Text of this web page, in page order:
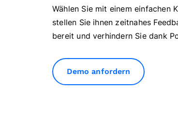
Wählen Sie mit einem einfachen
stellen Sie ihnen zeitnahes
bereit und verhindern Sie dank
Demo anfordern